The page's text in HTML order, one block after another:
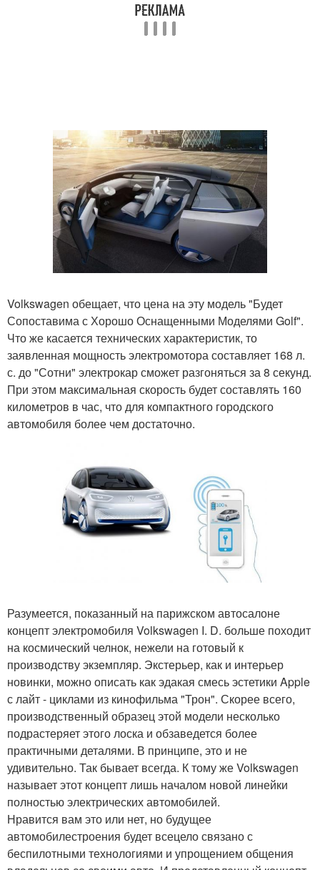
Volkswagen обещает, что цена на эту модель "Будет
Сопоставима с Хорошо Оснащенными Моделями Golf".
Что же касается технических характеристик, то
заявленная мощность электромотора составляет 168 л.
с. до "Сотни" электрокар сможет разгоняться за 8 секунд.
При этом максимальная скорость будет составлять 160
километров в час, что для компактного городского
автомобиля более чем достаточно.
Разумеется, показанный на парижском автосалоне
концепт электромобиля Volkswagen I. D. больше походит
на космический челнок, нежели на готовый к
производству экземпляр. Экстерьер, как и интерьер
новинки, можно описать как эдакая смесь эстетики Apple
с лайт - циклами из кинофильма "Трон". Скорее всего,
производственный образец этой модели несколько
подрастеряет этого лоска и обзаведется более
практичными деталями. В принципе, это и не
удивительно. Так бывает всегда. К тому же Volkswagen
называет этот концепт лишь началом новой линейки
полностью электрических автомобилей.
Нравится вам это или нет, но будущее
автомобилестроения будет всецело связано с
беспилотными технологиями и упрощением общения